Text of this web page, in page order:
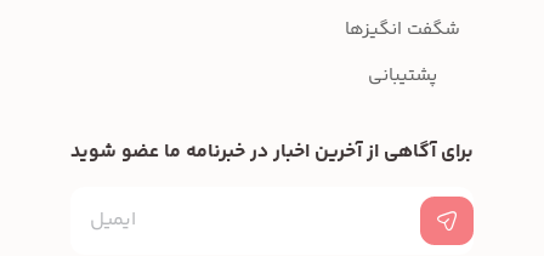
شگفت انگیزها
پشتیبانی
برای آگاهی از آخرین اخبار در خبرنامه ما عضو شوید